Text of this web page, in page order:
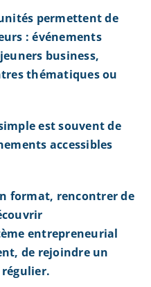
permettent de
: événements
business,
thématiques ou
est souvent de
accessibles
format, rencontrer de
entrepreneurial
de rejoindre un